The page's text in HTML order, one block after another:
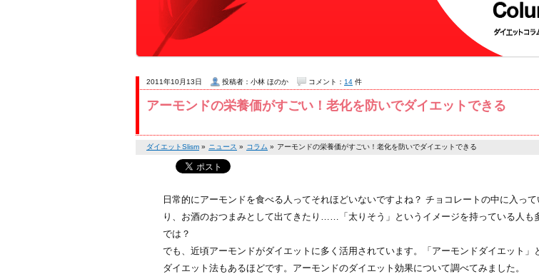
アーモンドの栄養価がすごい！老化を防いでダイエットできる
2011年10月13日 投稿者：小林 ほのか コメント： 14 件
ダイエットSlism » ニュース » コラム » アーモンドの栄養価がすごい！老化を防いでダイエットできる
日常的にアーモンドを食べる人ってそれほどいないですよね？ チョコレートの中に入って
り、お酒のおつまみとして出てきたり……「太りそう」というイメージを持っている人も
では？
でも、近頃アーモンドがダイエットに多く活用されています。「アーモンドダイエット」
ダイエット法もあるほどです。アーモンドのダイエット効果について調べてみました。